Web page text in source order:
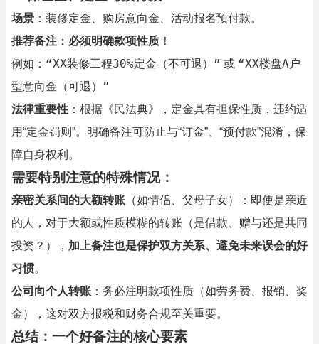
场景 ：装修定金、购房意向金、活动报名预付款。
推荐备注 ： 必须明确款项性质 ！
例如： “XX装修工程30%定金（不可退）” 或 “XX楼盘A户
型意向金（可退）”
法律重要性 ：根据《民法典》，定金具有担保性质，违约适
用“定金罚则”。明确备注可防止与“订金”、“预付款”混淆，保
障自身权利。
需要特别注意的特殊情况：
亲密关系间的大额转账 （如情侣、父母子女）：即使是亲近
的人，对于大额或性质模糊的转账（是借款、赠与还是共同
投资？）， 加上备注也是保护双方关系、避免未来误会的好
习惯。
公司向个人转账 ：务必注明款项性质（如劳务费、报销、奖
金），这对双方报税和财务合规至关重要。
总结：一个好备注的核心要素